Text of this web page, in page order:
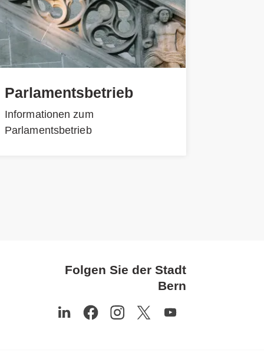
Parlamentsbetrieb
Informationen zum
Parlamentsbetrieb
Folgen Sie der Stadt
Bern